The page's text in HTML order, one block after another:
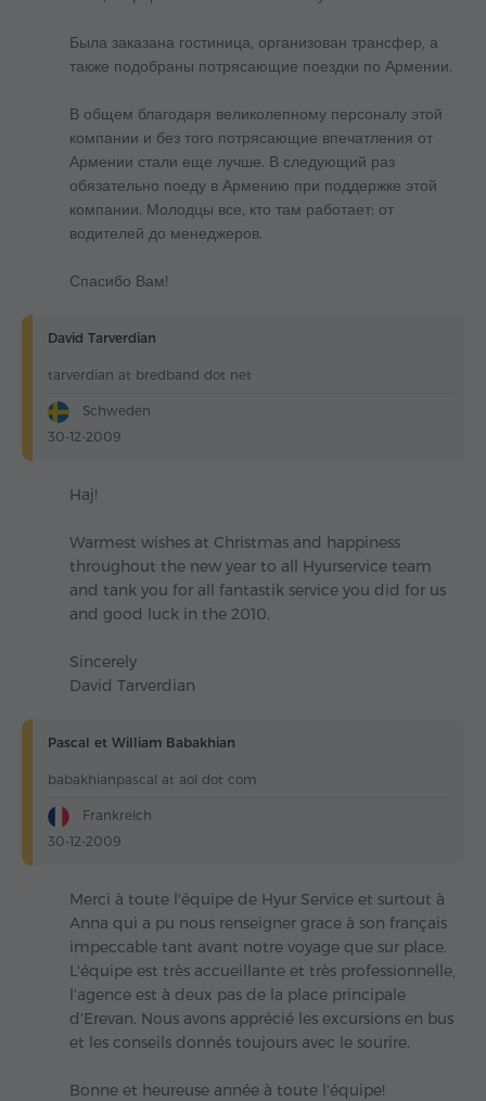
Была заказана гостиница, организован трансфер, а
также подобраны потрясающие поездки по Армении.
В общем благодаря великолепному персоналу этой
компании и без того потрясающие впечатления от
Армении стали еще лучше. В следующий раз
обязательно поеду в Армению при поддержке этой
компании. Молодцы все, кто там работает: от
водителей до менеджеров.
Спасибо Вам!
David Tarverdian
tarverdian at bredband dot net
Schweden
30-12-2009
Haj!
Warmest wishes at Christmas and happiness
throughout the new year to all Hyurservice team
and tank you for all fantastik service you did for us
and good luck in the 2010.
Sincerely
David Tarverdian
Pascal et William Babakhian
babakhianpascal at aol dot com
Frankreich
30-12-2009
Merci à toute l'équipe de Hyur Service et surtout à
Anna qui a pu nous renseigner grace à son français
impeccable tant avant notre voyage que sur place.
L'équipe est très accueillante et très professionnelle,
l'agence est à deux pas de la place principale
d'Erevan. Nous avons apprécié les excursions en bus
et les conseils donnés toujours avec le sourire.
Bonne et heureuse année à toute l'équipe!